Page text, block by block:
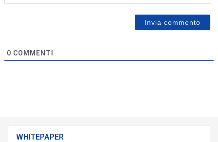
0 COMMENTI
WHITEPAPER